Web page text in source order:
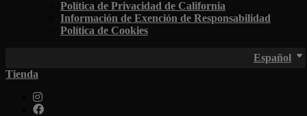
Política de Privacidad de California
Información de Exención de Responsabilidad
Política de Cookies
Español
Tienda